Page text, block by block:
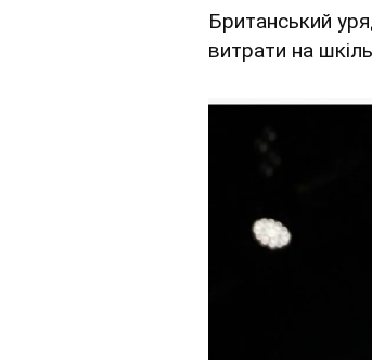
Британський
витрати на